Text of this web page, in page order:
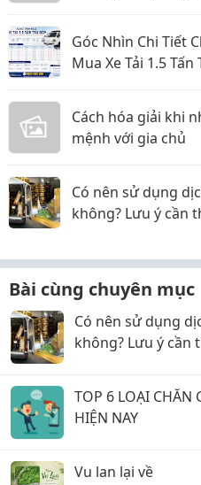
Góc Nhìn Chi Tiết
Mua Xe Tải 1.5
Cách hóa giải khi
mệnh với gia chủ
Có nên sử dụng
không? Lưu ý cần
Bài cùng chuyên mục
Có nên sử dụng
không? Lưu ý cần
TOP 6 LOẠI CHĂN
HIỆN NAY
Vu lan lại về